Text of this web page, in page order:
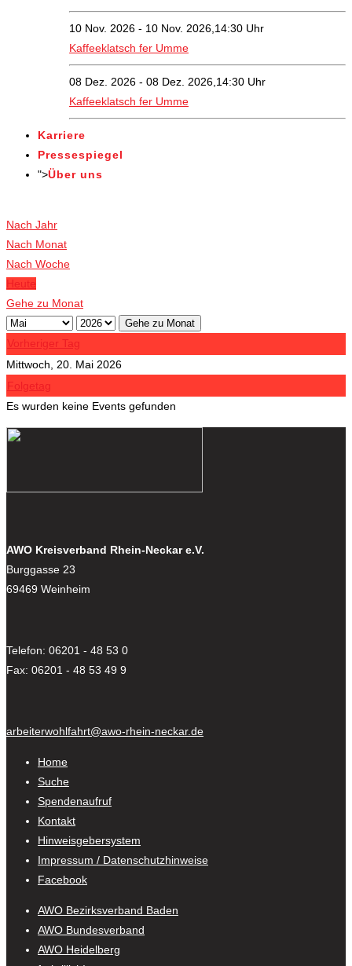
10 Nov. 2026 - 10 Nov. 2026,14:30 Uhr
Kaffeeklatsch fer Umme
08 Dez. 2026 - 08 Dez. 2026,14:30 Uhr
Kaffeeklatsch fer Umme
Karriere
Pressespiegel
">Über uns
Nach Jahr
Nach Monat
Nach Woche
Heute
Gehe zu Monat
Gehe zu Monat
Vorheriger Tag
Mittwoch, 20. Mai 2026
Folgetag
Es wurden keine Events gefunden
AWO Kreisverband Rhein-Neckar e.V.
Burggasse 23
69469 Weinheim
Telefon: 06201 - 48 53 0
Fax: 06201 - 48 53 49 9
arbeiterwohlfahrt@awo-rhein-neckar.de
Home
Suche
Spendenaufruf
Kontakt
Hinweisgebersystem
Impressum / Datenschutzhinweise
Facebook
AWO Bezirksverband Baden
AWO Bundesverband
AWO Heidelberg